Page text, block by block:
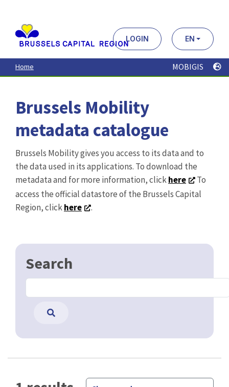
contenu
principal
LOGIN EN
Home MOBIGIS
Brussels Mobility
metadata catalogue
Brussels Mobility gives you access to its data and to
the data used in its applications. To download the
metadata and for more information, clickhere
To
access the official datastore of the Brussels Capital
Region, clickhere .
Search